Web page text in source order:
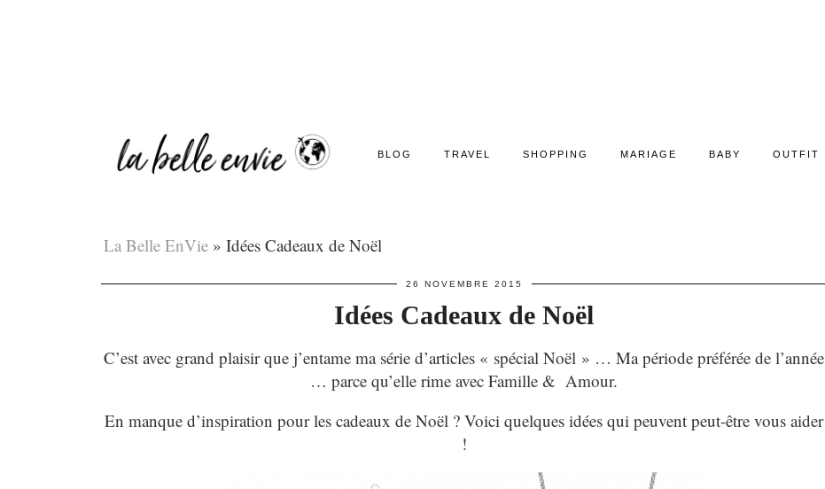
BLOG TRAVEL SHOPPING MARIAGE BABY OUTFIT
La Belle EnVie » Idées Cadeaux de Noël
26 NOVEMBRE 2015
Idées Cadeaux de Noël
C’est avec grand plaisir que j’entame ma série d’articles « spécial Noël » … Ma période préférée de l’année
… parce qu’elle rime avec Famille & Amour.
En manque d’inspiration pour les cadeaux de Noël ? Voici quelques idées qui peuvent peut-être vous aider
!